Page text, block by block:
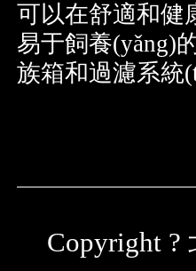
可以在舒適和健
易于飼養(yǎng)的
族箱和過濾系統
Copyright